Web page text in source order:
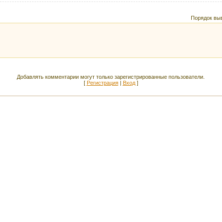
Порядок
Добавлять комментарии могут только зарегистрированные пользователи.
[ Регистрация| Вход]